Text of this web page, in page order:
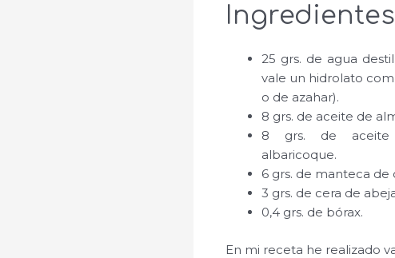
Ingredientes
25 grs. de agua
vale un hidrolato
o de azahar).
8 grs. de aceite de
8 grs. de
albaricoque.
6 grs. de manteca de
3 grs. de cera de
0,4 grs. de bórax.
En mi receta he realizado